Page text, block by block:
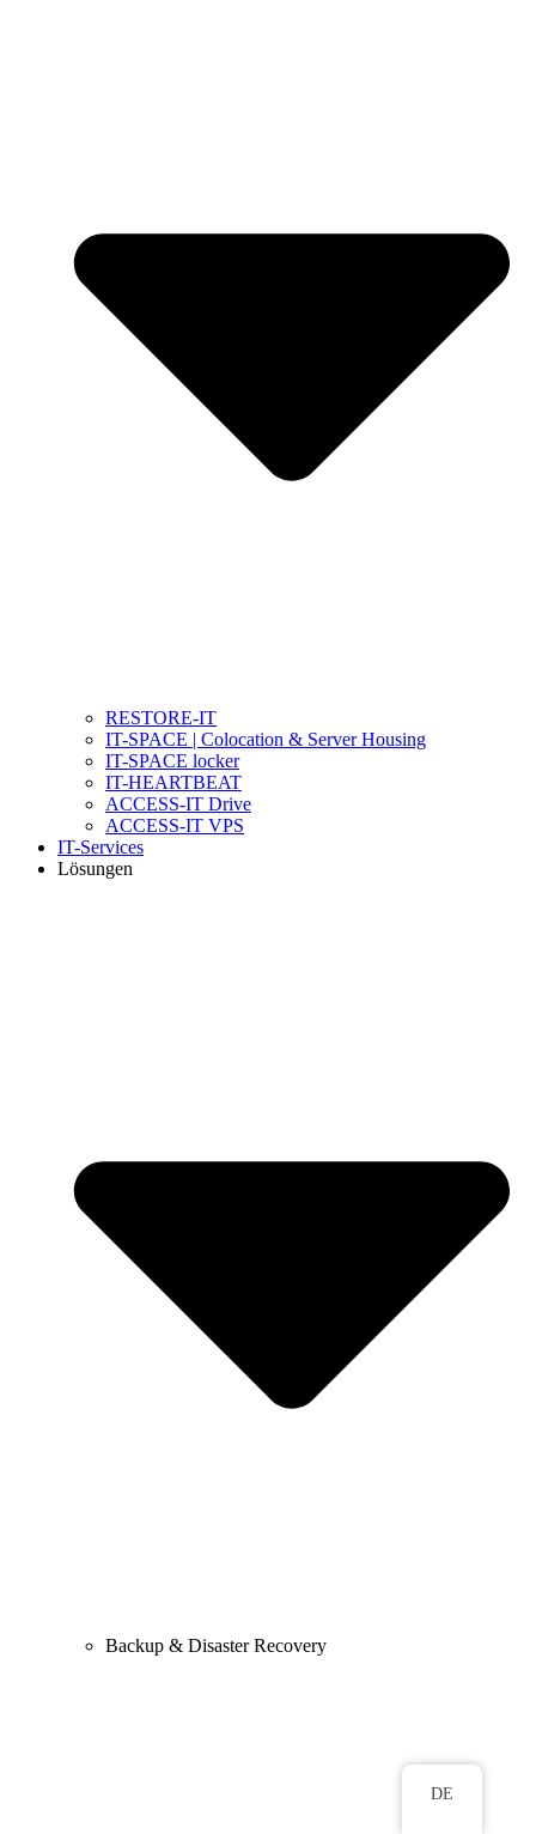
RESTORE-IT
IT-SPACE | Colocation & Server Housing
IT-SPACE locker
IT-HEARTBEAT
ACCESS-IT Drive
ACCESS-IT VPS
IT-Services
Lösungen
Backup & Disaster Recovery
DE